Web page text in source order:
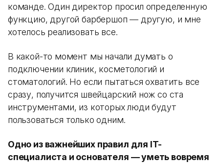
команде. Один директор просил определенную
функцию, другой барбершоп — другую, и мне
хотелось реализовать все.
В какой-то момент мы начали думать о
подключении клиник, косметологий и
стоматологий. Но если пытаться охватить все
сразу, получится швейцарский нож со ста
инструментами, из которых люди будут
пользоваться только одним.
Одно из важнейших правил для IT-
специалиста и основателя — уметь вовремя